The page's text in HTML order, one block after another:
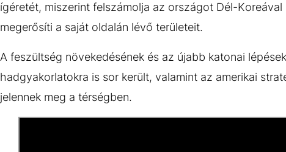
ígéretét, miszerint felszámolja az országot Dél-
megerősíti a saját oldalán lévő területeit.
A feszültség növekedésének és az újabb katonai
hadgyakorlatokra is sor került, valamint az amerikai
jelennek meg a térségben.